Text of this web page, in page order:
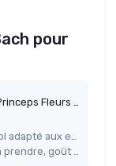
pour